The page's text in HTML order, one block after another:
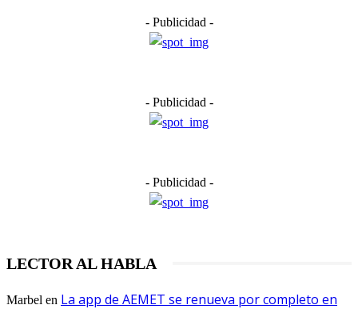
- Publicidad -
- Publicidad -
- Publicidad -
LECTOR AL HABLA
Marbel en La app de AEMET se renueva por completo en